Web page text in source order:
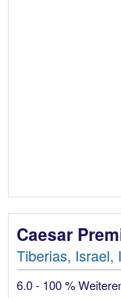
Caesar
Tiberias, Israel,
6.0 - 100 %